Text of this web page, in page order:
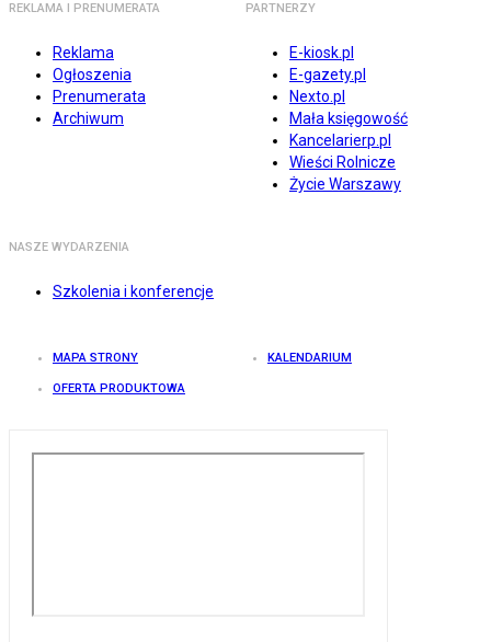
REKLAMA I PRENUMERATA
Reklama
Ogłoszenia
Prenumerata
Archiwum
PARTNERZY
E-kiosk.pl
E-gazety.pl
Nexto.pl
Mała księgowość
Kancelarierp.pl
Wieści Rolnicze
Życie Warszawy
NASZE WYDARZENIA
Szkolenia i konferencje
MAPA STRONY KALENDARIUM
OFERTA PRODUKTOWA